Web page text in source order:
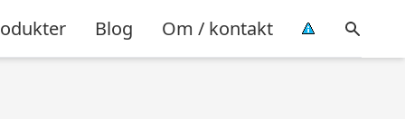
Blog Om / kontakt